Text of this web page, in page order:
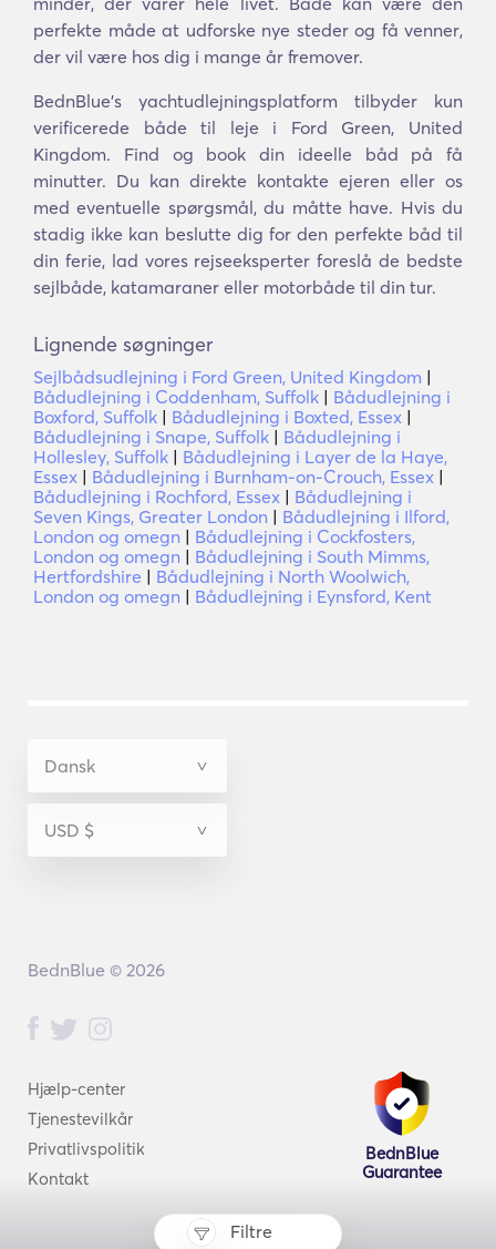
Filtre
perfekte måde at udforske nye steder og få venner,
der vil være hos dig i mange år fremover.
BednBlue's yachtudlejningsplatform tilbyder kun
verificerede både til leje i Ford Green, United
Kingdom. Find og book din ideelle båd på få
minutter. Du kan direkte kontakte ejeren eller os
med eventuelle spørgsmål, du måtte have. Hvis du
stadig ikke kan beslutte dig for den perfekte båd til
din ferie, lad vores rejseeksperter foreslå de bedste
sejlbåde, katamaraner eller motorbåde til din tur.
Lignende søgninger
Sejlbådsudlejning i Ford Green, United Kingdom |
Bådudlejning i Coddenham, Suffolk | Bådudlejning i
Boxford, Suffolk | Bådudlejning i Boxted, Essex |
Bådudlejning i Snape, Suffolk | Bådudlejning i
Hollesley, Suffolk | Bådudlejning i Layer de la Haye,
Essex | Bådudlejning i Burnham-on-Crouch, Essex |
Bådudlejning i Rochford, Essex | Bådudlejning i
Seven Kings, Greater London | Bådudlejning i Ilford,
London og omegn | Bådudlejning i Cockfosters,
London og omegn | Bådudlejning i South Mimms,
Hertfordshire | Bådudlejning i North Woolwich,
London og omegn | Bådudlejning i Eynsford, Kent
Hjælp-center
Tjenestevilkår
Privatlivspolitik
Kontakt
BednBlue
Guarantee
BednBlue © 2026